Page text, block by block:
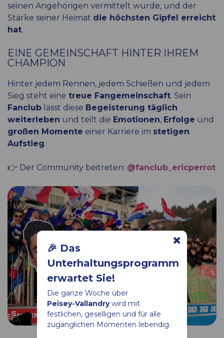
🎉 Das
Unterhaltungsprogramm
erwartet Sie!
Die ganze Woche über
Peisey-Vallandrywird mit
festlichen, geselligen und für alle
zugänglichen Momenten lebendig.
seinen Angehörigen vermittelt wurde, und der
Stärke seiner Heimat die höchsten Gipfel erreicht
hat.
EINE GEMEINSCHAFT HINTER IHREM
CHAMPION
Hinter jedem Rennen, jedem Schießen und jedem
Sieg steht eine treue Fangemeinschaft. Sein
Fanclub lässt diese Begeisterung täglich
weiterleben und teilt die Emotionen, Erfolge und
großen Momente einer Karriere im stetigen
Aufstieg.
👉 Der Community beitreten: @fanclub_ericperrot